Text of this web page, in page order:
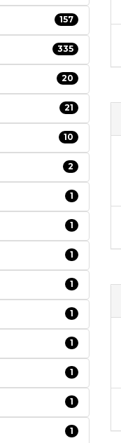
157
335
20
21
10
2
1
1
1
1
1
1
1
1
1